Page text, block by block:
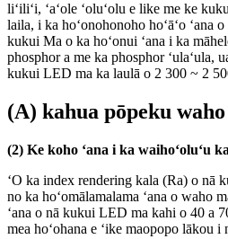
liʻiliʻi, ʻaʻole ʻoluʻolu e like me ke
laila, i ka hoʻonohonoho hoʻāʻo ʻana
kukui Ma o ka hoʻonui ʻana i ka
phosphor a me ka phosphor ʻulaʻula,
kukui LED ma ka laulā o 2 300 ~ 2
(A) kahua pōpeku waho
(2) Ke koho ʻana i ka waihoʻoluʻu
ʻO ka index rendering kala (Ra) o nā
no ka hoʻomālamalama ʻana o waho
ʻana o nā kukui LED ma kahi o 40 a
mea hoʻohana e ʻike maopopo lākou i